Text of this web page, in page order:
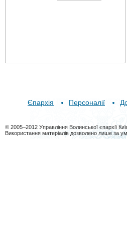
Єпархія Персоналії
© 2005–2012 Управління Волинської єпархії
Використання матеріалів дозволено лише за